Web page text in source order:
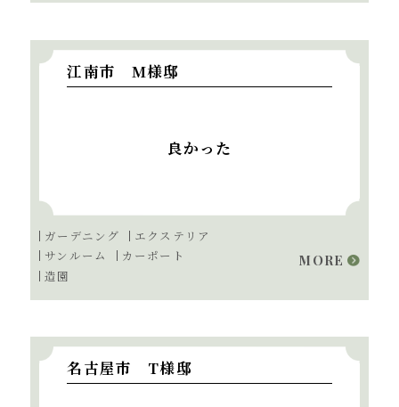
江南市 M様邸
良かった
ガーデニング
エクステリア
サンルーム
カーポート
造園
MORE
名古屋市 T様邸